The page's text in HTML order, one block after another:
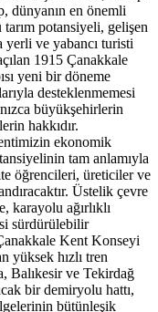
dünyanın en önemli
potansiyeli, gelişen
yerli ve yabancı turisti
1915 Çanakkale
yeni bir döneme
desteklenmemesi
büyükşehirlerin
hakkıdır.
ekonomik
tam anlamıyla
öğrencileri, üreticiler ve
Üstelik çevre
karayolu ağırlıklı
sürdürülebilir
Kent Konseyi
yüksek hızlı tren
Balıkesir ve Tekirdağ
bir demiryolu hattı,
bütünleşik